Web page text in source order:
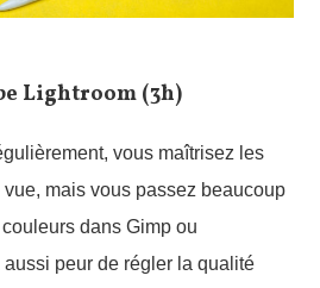
Lightroom (3h)
vous maîtrisez les
mais vous passez beaucoup
dans Gimp ou
peur de régler la qualité